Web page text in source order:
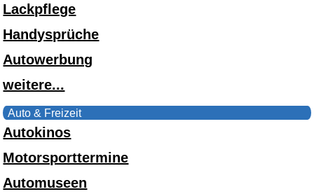
Lackpflege
Handysprüche
Autowerbung
weitere...
Auto & Freizeit
Autokinos
Motorsporttermine
Automuseen